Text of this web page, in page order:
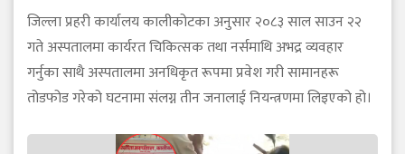
जिल्ला प्रहरी कार्यालय कालीकोटका अनुसार २०८३ साल साउन २२
गते अस्पतालमा कार्यरत चिकित्सक तथा नर्समाथि अभद्र व्यवहार
गर्नुका साथै अस्पतालमा अनधिकृत रूपमा प्रवेश गरी सामानहरू
तोडफोड गरेको घटनामा संलग्न तीन जनालाई नियन्त्रणमा लिइएको हो।